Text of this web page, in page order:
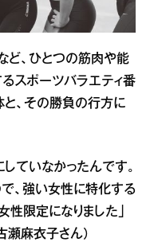
ど、ひとつの筋肉や能
スポーツバラエティ番
と、その勝負の行方に
ていなかったんです。
、強い女性に特化する
性限定になりました」
瀬麻衣子さん）